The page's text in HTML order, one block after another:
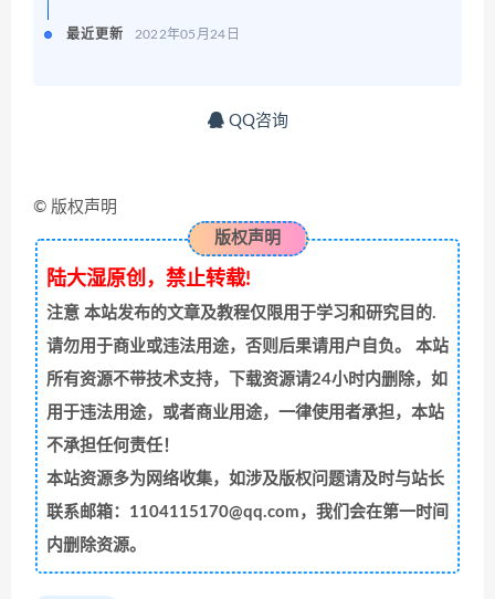
最近更新 2022年05月24日
QQ咨询
© 版权声明
版权声明
陆大湿原创，禁止转载!
注意本站发布的文章及教程仅限用于学习和研究目的.
请勿用于商业或违法用途，否则后果请用户自负。 本站
所有资源不带技术支持，下载资源请24小时内删除，如
用于违法用途，或者商业用途，一律使用者承担，本站
不承担任何责任！
本站资源多为网络收集，如涉及版权问题请及时与站长
联系邮箱：1104115170@qq.com，我们会在第一时间
内删除资源。